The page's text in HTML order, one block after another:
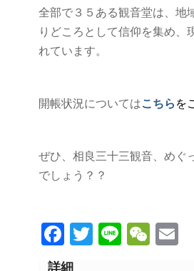
全部で３５ある観音堂は、地
りどころとして信仰を集め、
れています。
開帳状況についてはこちらを
ぜひ、相良三十三観音、めぐ
でしょう？？
Facebook
Twitter
Line
詳細